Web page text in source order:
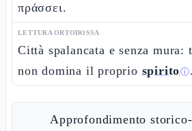
πράσσει.
LETTURA ORTODOSSA
Città spalancata e senza mura:
non domina il proprio spiritoⓘ.
Approfondimento